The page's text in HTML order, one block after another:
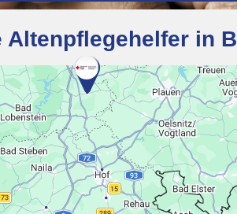
Altenpflegehelfer in